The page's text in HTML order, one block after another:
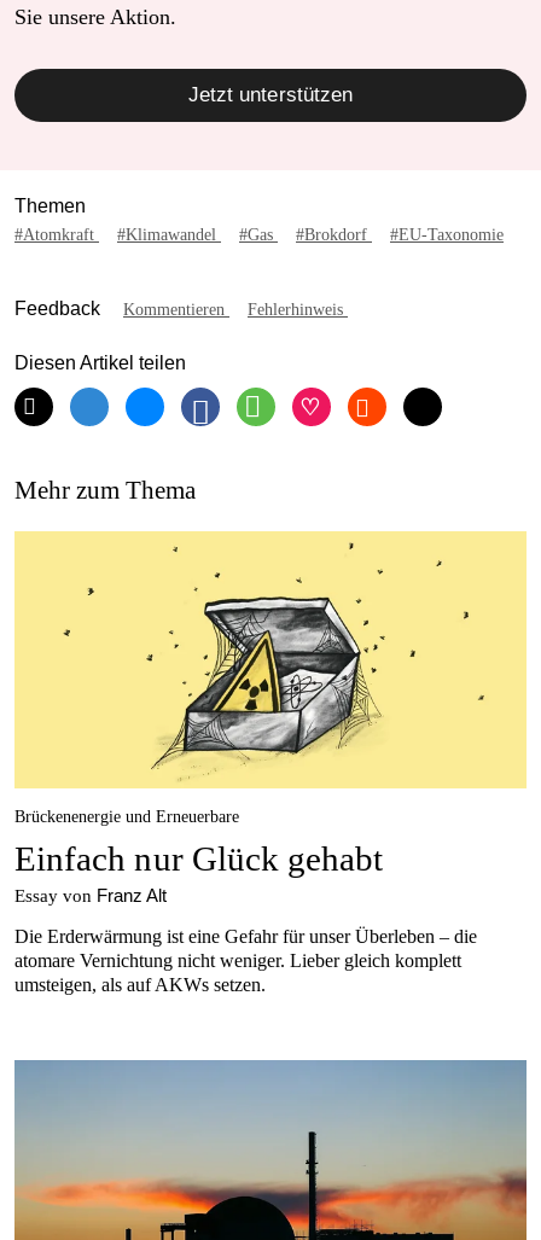
Sie unsere Aktion.
Jetzt unterstützen
Themen
#Atomkraft #Klimawandel #Gas #Brokdorf #EU-Taxonomie
Feedback Kommentieren Fehlerhinweis
Diesen Artikel teilen
Mehr zum Thema
Brückenenergie und Erneuerbare
Einfach nur Glück gehabt
Essay von Franz Alt
Die Erderwärmung ist eine Gefahr für unser Überleben – die
atomare Vernichtung nicht weniger. Lieber gleich komplett
umsteigen, als auf AKWs setzen.